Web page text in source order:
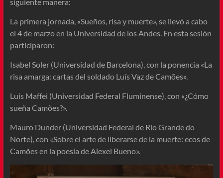
La primera jornada, «Sueños, risa y muerte», se llevó a cabo
el 4 de marzo en la Universidad de los Andes. En esta sesión
participaron:
Isabel Soler (Universidad de Barcelona), con la ponencia «La
risa amarga: cartas del soldado Luís Vaz de Camões».
Luis Maffei (Universidad Federal Fluminense), con «¿Cómo
sueña Camões?».
Mauro Dunder (Universidad Federal de Río Grande do
Norte), con «Sobre el arte de liberarse de la muerte: ecos de
Camões en la poesía de Alexei Bueno».